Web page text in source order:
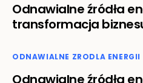
Odnawialne źródła
transformacja
ODNAWIALNE ZRODLA ENERGII
Odnawialne źródła